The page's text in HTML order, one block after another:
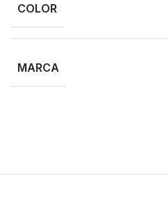
COLOR
MARCA